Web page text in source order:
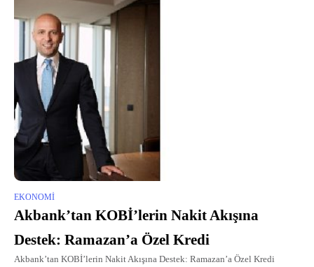
EKONOMI
Akbank’tan KOBİ’lerin Nakit Akışına
Destek: Ramazan’a Özel Kredi
Akbank’tan KOBİ’lerin Nakit Akışına Destek: Ramazan’a Özel Kredi